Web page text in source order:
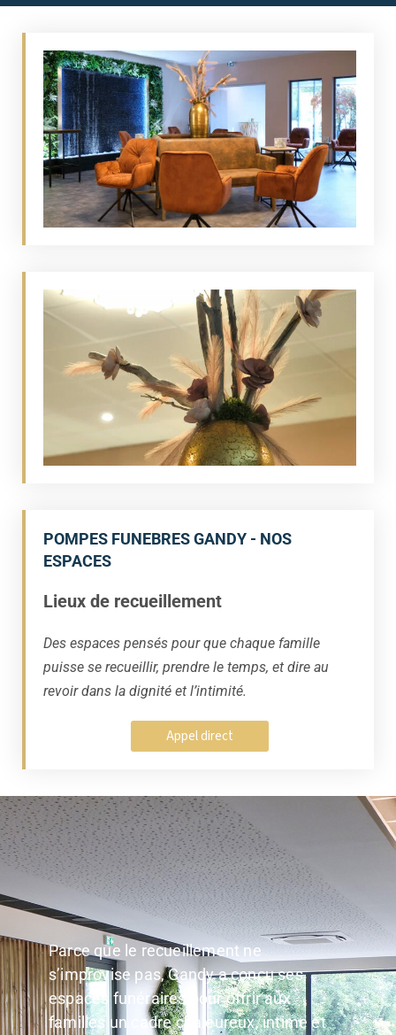
POMPES FUNEBRES GANDY - NOS
ESPACES
Lieux de recueillement
Des espaces pensés pour que chaque famille
puisse se recueillir, prendre le temps, et dire au
revoir dans la dignité et l’intimité.
Appel direct
Parce que le recueillement ne
s’improvise pas, Gandy a conçu ses
espaces funéraires pour offrir aux
familles un cadre chaleureux, intime et